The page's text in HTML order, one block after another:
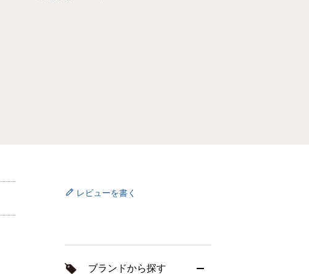
レビューを書く
ブランドから探す